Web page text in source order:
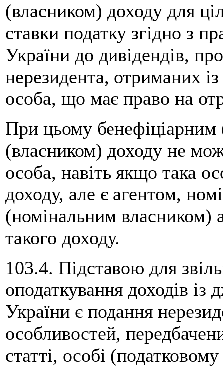
(власником) доходу для
ставки податку згідно з
України до дивідендів,
нерезидента, отриманих
особа, що має право на
При цьому
(власником) доходу не
особа, навіть якщо така
доходу, але є агентом,
(номінальним власником)
такого доходу.
103.4. Підставою для
оподаткування доходів
України є подання
особливостей,
статті, особі